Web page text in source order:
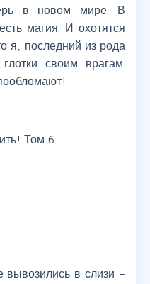
в новом мире. В
магия. И охотятся
я, последний из рода
своим врагам.
Том 6
вывозились в слизи –